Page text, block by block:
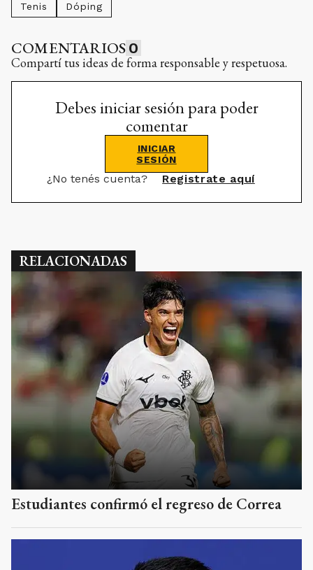
Tenis Dóping
COMENTARIOS 0
Compartí tus ideas de forma responsable y respetuosa.
Debes iniciar sesión para poder
comentar
INICIAR
SESIÓN
¿No tenés cuenta? Registrate aquí
RELACIONADAS
Estudiantes confirmó el regreso de Correa